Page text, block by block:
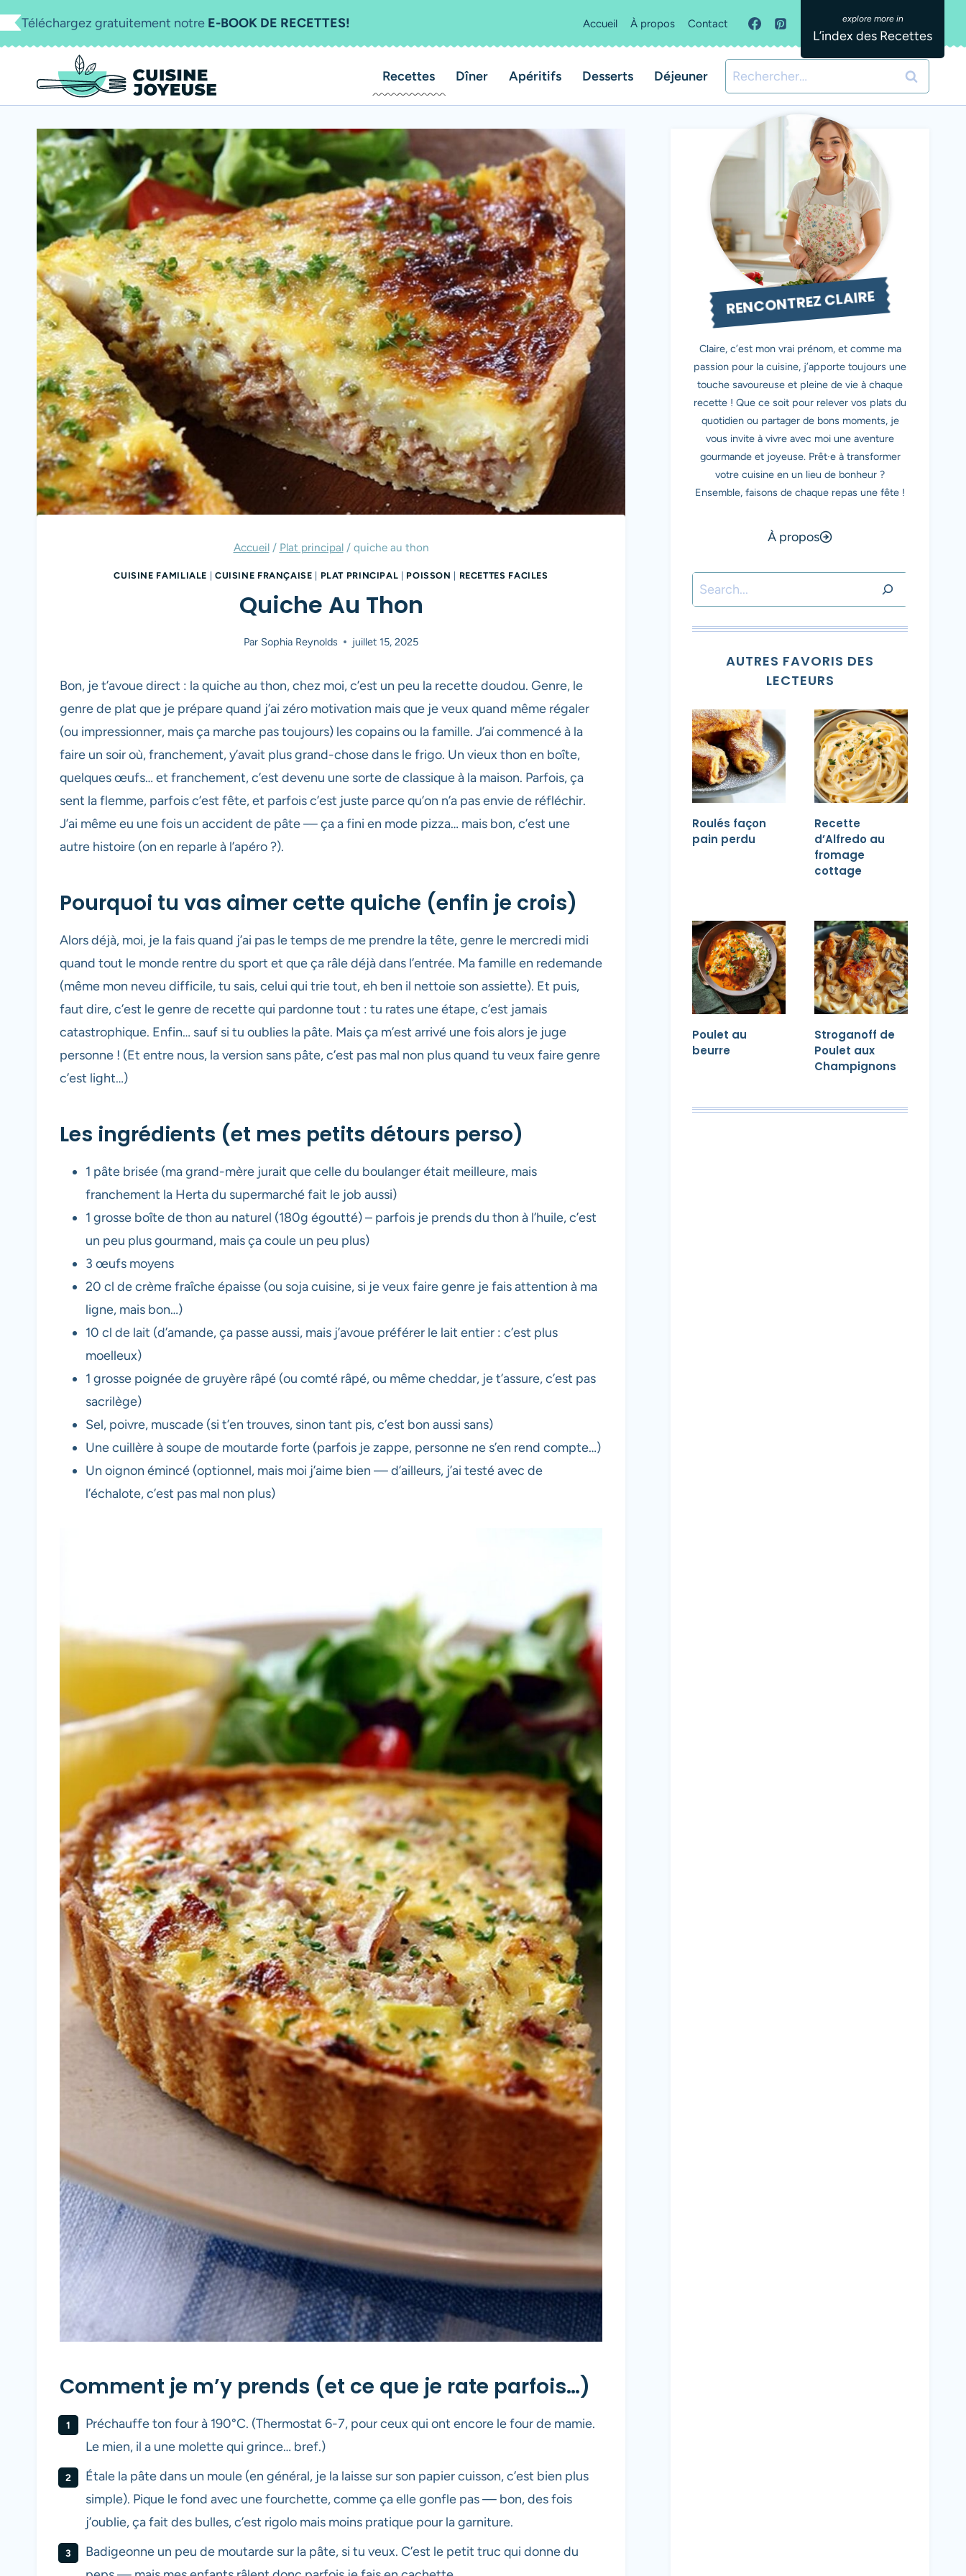
Aller
au
Téléchargez gratuitement notre E-BOOK DE RECETTES! Accueil À propos Contact
L’index des Recettes
Recettes Dîner Apéritifs Desserts Déjeuner Rechercher :
Accueil / Plat principal / quiche au thon​
CUISINE FAMILIALE CUISINE FRANÇAISE PLAT PRINCIPAL POISSON RECETTES FACILES
Quiche Au Thon​
Par Sophia Reynolds juillet 15, 2025
Bon, je t’avoue direct : la quiche au thon, chez moi, c’est un peu la recette doudou. Genre, le
genre de plat que je prépare quand j’ai zéro motivation mais que je veux quand même régaler
(ou impressionner, mais ça marche pas toujours) les copains ou la famille. J’ai commencé à la
faire un soir où, franchement, y’avait plus grand-chose dans le frigo. Un vieux thon en boîte,
quelques œufs… et franchement, c’est devenu une sorte de classique à la maison. Parfois, ça
sent la flemme, parfois c’est fête, et parfois c’est juste parce qu’on n’a pas envie de réfléchir.
J’ai même eu une fois un accident de pâte — ça a fini en mode pizza… mais bon, c’est une
autre histoire (on en reparle à l’apéro ?).
Pourquoi tu vas aimer cette quiche (enfin je crois)
Alors déjà, moi, je la fais quand j’ai pas le temps de me prendre la tête, genre le mercredi midi
quand tout le monde rentre du sport et que ça râle déjà dans l’entrée. Ma famille en redemande
(même mon neveu difficile, tu sais, celui qui trie tout, eh ben il nettoie son assiette). Et puis,
faut dire, c’est le genre de recette qui pardonne tout : tu rates une étape, c’est jamais
catastrophique. Enfin… sauf si tu oublies la pâte. Mais ça m’est arrivé une fois alors je juge
personne ! (Et entre nous, la version sans pâte, c’est pas mal non plus quand tu veux faire genre
c’est light…)
Les ingrédients (et mes petits détours perso)
1 pâte brisée (ma grand-mère jurait que celle du boulanger était meilleure, mais
franchement la Herta du supermarché fait le job aussi)
1 grosse boîte de thon au naturel (180g égoutté) – parfois je prends du thon à l’huile, c’est
un peu plus gourmand, mais ça coule un peu plus)
3 œufs moyens
20 cl de crème fraîche épaisse (ou soja cuisine, si je veux faire genre je fais attention à ma
ligne, mais bon…)
10 cl de lait (d’amande, ça passe aussi, mais j’avoue préférer le lait entier : c’est plus
moelleux)
1 grosse poignée de gruyère râpé (ou comté râpé, ou même cheddar, je t’assure, c’est pas
sacrilège)
Sel, poivre, muscade (si t’en trouves, sinon tant pis, c’est bon aussi sans)
Une cuillère à soupe de moutarde forte (parfois je zappe, personne ne s’en rend compte…)
Un oignon émincé (optionnel, mais moi j’aime bien — d’ailleurs, j’ai testé avec de
l’échalote, c’est pas mal non plus)
Comment je m’y prends (et ce que je rate parfois…)
Préchauffe ton four à 190°C. (Thermostat 6-7, pour ceux qui ont encore le four de mamie.
Le mien, il a une molette qui grince… bref.)
Étale la pâte dans un moule (en général, je la laisse sur son papier cuisson, c’est bien plus
simple). Pique le fond avec une fourchette, comme ça elle gonfle pas — bon, des fois
j’oublie, ça fait des bulles, c’est rigolo mais moins pratique pour la garniture.
Badigeonne un peu de moutarde sur la pâte, si tu veux. C’est le petit truc qui donne du
RENCONTREZ CLAIRE
Claire, c’est mon vrai prénom, et comme ma
passion pour la cuisine, j’apporte toujours une
touche savoureuse et pleine de vie à chaque
recette ! Que ce soit pour relever vos plats du
quotidien ou partager de bons moments, je
vous invite à vivre avec moi une aventure
gourmande et joyeuse. Prêt·e à transformer
votre cuisine en un lieu de bonheur ?
Ensemble, faisons de chaque repas une fête !
À propos
Rechercher
AUTRES FAVORIS DES
LECTEURS
Roulés façon
pain perdu
Recette
d’Alfredo au
fromage
cottage
Poulet au
beurre
Stroganoff de
Poulet aux
Champignons